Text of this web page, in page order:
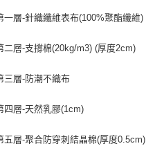
一層-針織纖維表布(100%聚酯纖維)
二層-支撐棉(20kg/m3) (厚度2cm)
三層-防潮不織布
四層-天然乳膠(1cm)
五層-聚合防穿刺結晶棉(厚度0.5cm)